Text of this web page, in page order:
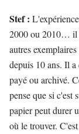
Stef :
2000 ou 2010… il
autres
depuis 10 ans. Il
payé ou archivé.
pense que si c'est
papier peut durer
où le trouver.